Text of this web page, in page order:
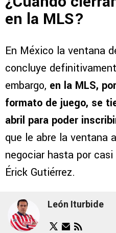
en la MLS?
En México la ventana
concluye
embargo, en la MLS,
formato de juego, se
abril para poder
que le abre la ventana
negociar hasta por
Érick Gutiérrez.
León Iturbide